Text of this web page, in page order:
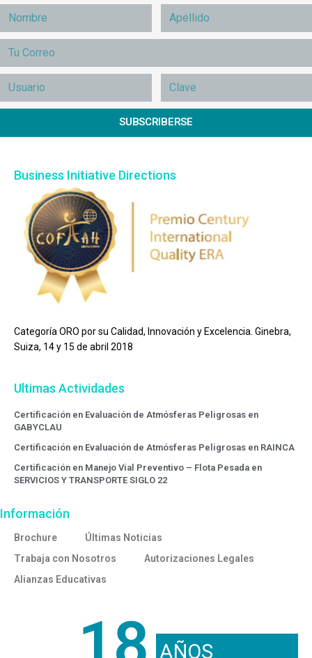
SUBSCRIBERSE
Business Initiative Directions
Categoría ORO por su Calidad, Innovación y Excelencia. Ginebra,
Suiza, 14 y 15 de abril 2018
Ultimas Actividades
Certificación en Evaluación de Atmósferas Peligrosas en
GABYCLAU
Certificación en Evaluación de Atmósferas Peligrosas en RAINCA
Certificación en Manejo Vial Preventivo – Flota Pesada en
SERVICIOS Y TRANSPORTE SIGLO 22
Información
Brochure
Últimas Noticias
Trabaja con Nosotros
Autorizaciones Legales
Alianzas Educativas
AÑOS